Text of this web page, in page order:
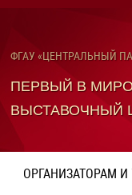
ФГАУ «ЦЕНТРАЛЬНЫЙ
ПЕРВЫЙ В
ВЫСТАВОЧНЫЙ
ОРГАНИЗАТОРАМ